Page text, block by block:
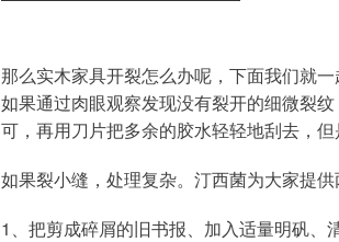
那么实木家具开裂怎么办呢，下面我们就
如果通过肉眼观察发现没有裂开的细微裂
可，再用刀片把多余的胶水轻轻地刮去，但
如果裂小缝，处理复杂。汀西菌为大家提
1、把剪成碎屑的旧书报、加入适量明矾、